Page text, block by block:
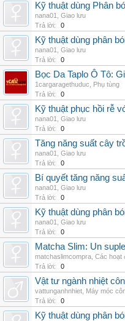
Kỹ thuật dùng Phân
nana01
Giao lưu
Trả lời:
0
Kỹ thuật dùng phân
nana01
Giao lưu
Trả lời:
0
Bọc Da Taplo Ô Tô:
1cargaragethuduc
Phụ tùng
Trả lời:
0
Kỹ thuật phục hồi rễ
nana01
Giao lưu
Trả lời:
0
Tăng năng suất cây
nana01
Giao lưu
Trả lời:
0
Bí quyết tăng năng
nana01
Giao lưu
Trả lời:
0
Kỹ thuật dùng phân
nana01
Giao lưu
Trả lời:
0
Matcha Slim: Un
matchaslimcompra Các hoạt
Trả lời:
0
Vật tư ngành nhiệt
vattunganhnhiet Máy móc
Trả lời:
0
Kỹ thuật dùng phân